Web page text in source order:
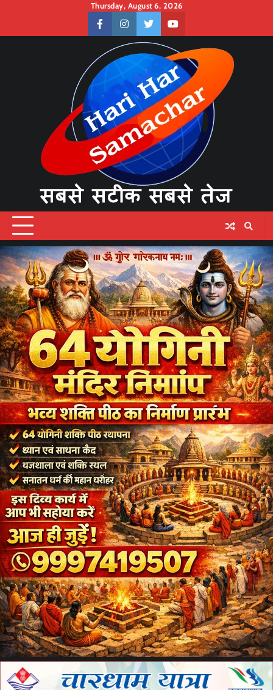
content
Thursday, August 6, 2026
facebookinstagramtwitteryoutube